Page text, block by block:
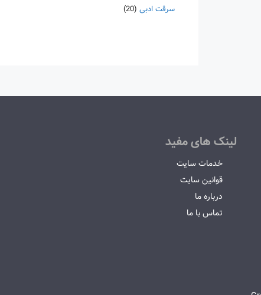
سرقت ادبی (20)
لینک های مفید
خدمات سایت
قوانین سایت
درباره ما
تماس با ما